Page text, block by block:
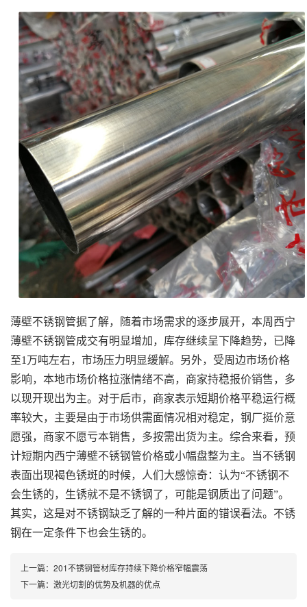
薄壁不锈钢管据了解，随着市场需求的逐步展开，本周西宁
薄壁不锈钢管成交有明显增加，库存继续呈下降趋势，已降
至1万吨左右，市场压力明显缓解。另外，受周边市场价格
影响，本地市场价格拉涨情绪不高，商家持稳报价销售，多
以现开现出为主。对于后市，商家表示短期价格平稳运行概
率较大，主要是由于市场供需面情况相对稳定，钢厂挺价意
愿强，商家不愿亏本销售，多按需出货为主。综合来看，预
计短期内西宁薄壁不锈钢管价格或小幅盘整为主。当不锈钢
表面出现褐色锈斑的时候，人们大感惊奇：认为“不锈钢不
会生锈的，生锈就不是不锈钢了，可能是钢质出了问题”。
其实，这是对不锈钢缺乏了解的一种片面的错误看法。不锈
钢在一定条件下也会生锈的。
上一篇： 201不锈钢管材库存持续下降价格窄幅震荡
下一篇： 激光切割的优势及机器的优点